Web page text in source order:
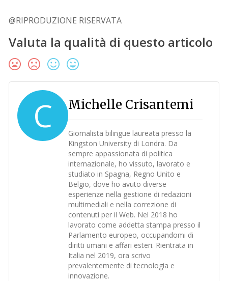
@RIPRODUZIONE RISERVATA
Valuta la qualità di questo articolo
C Michelle Crisantemi
Giornalista bilingue laureata presso la
Kingston University di Londra. Da
sempre appassionata di politica
internazionale, ho vissuto, lavorato e
studiato in Spagna, Regno Unito e
Belgio, dove ho avuto diverse
esperienze nella gestione di redazioni
multimediali e nella correzione di
contenuti per il Web. Nel 2018 ho
lavorato come addetta stampa presso il
Parlamento europeo, occupandomi di
diritti umani e affari esteri. Rientrata in
Italia nel 2019, ora scrivo
prevalentemente di tecnologia e
innovazione.